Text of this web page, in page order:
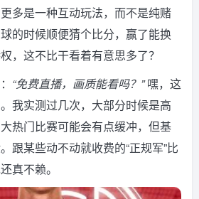
多是一种互动玩法，而不是纯赌
的时候顺便猜个比分，赢了能换
，这不比干看着有意思多了？
“免费直播，画质能看吗？”嘿，这
我实测过几次，大部分时候是高
热门比赛可能会有点缓冲，但基
跟某些动不动就收费的“正规军”比
真不赖。